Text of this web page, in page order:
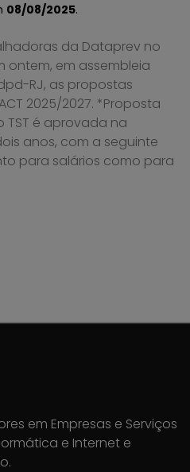
08/08/2025.
da Dataprev no
ontem, em assembleia
RJ, as propostas
2025/2027. *Proposta
é aprovada na
anos, com a seguinte
para salários como para
em Empresas e Serviços
e Internet e